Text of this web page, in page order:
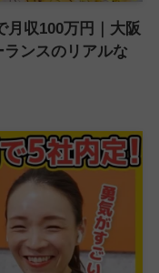
月収100万円｜大阪
ンスのリアルな